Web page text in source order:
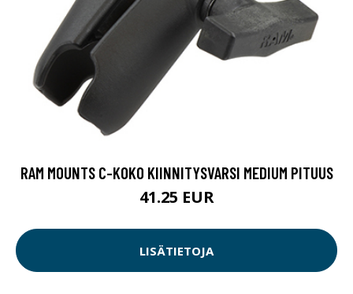
RAM MOUNTS C-KOKO KIINNITYSVARSI MEDIUM PITUUS
41.25 EUR
LISÄTIETOJA